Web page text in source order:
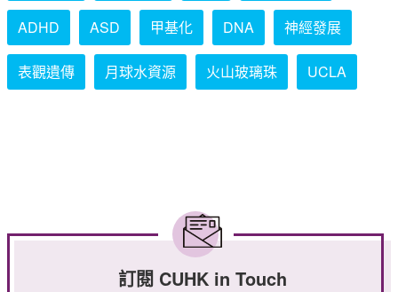
ADHD ASD 甲基化 DNA 神經發展
表觀遺傳 月球水資源 火山玻璃珠 UCLA
訂閱 CUHK in Touch